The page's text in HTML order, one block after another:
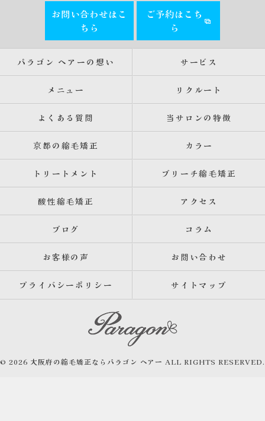
お問い合わせはこ
ちら
ご予約はこち
ら
パラゴン ヘアーの想い サービス
メニュー リクルート
よくある質問 当サロンの特徴
京都の縮毛矯正 カラー
トリートメント ブリーチ縮毛矯正
酸性縮毛矯正 アクセス
ブログ コラム
お客様の声 お問い合わせ
プライバシーポリシー サイトマップ
© 2026 大阪府の縮毛矯正ならパラゴン ヘアー ALL RIGHTS RESERVED.